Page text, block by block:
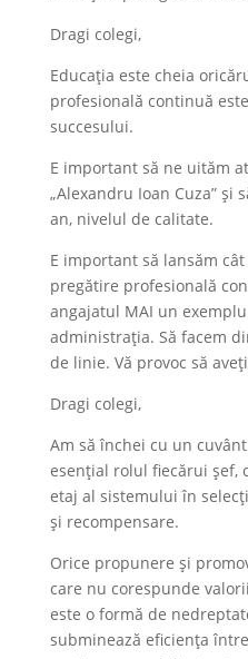
Dragi colegi,
Educația este cheia
profesională continuă
succesului.
E important să ne uităm
„Alexandru Ioan Cuza” și
an, nivelul de calitate.
E important să lansăm
pregătire profesională
angajatul MAI un
administrația. Să facem
de linie. Vă provoc să
Dragi colegi,
Am să închei cu un
esențial rolul fiecărui șef,
etaj al sistemului în
și recompensare.
Orice propunere și
care nu corespunde
este o formă de
subminează eficiența